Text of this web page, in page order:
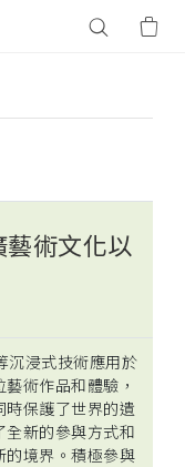
術文化以
浸式技術應用於
術作品和體驗，
保護了世界的遺
全新的參與方式和
的境界。積極參與